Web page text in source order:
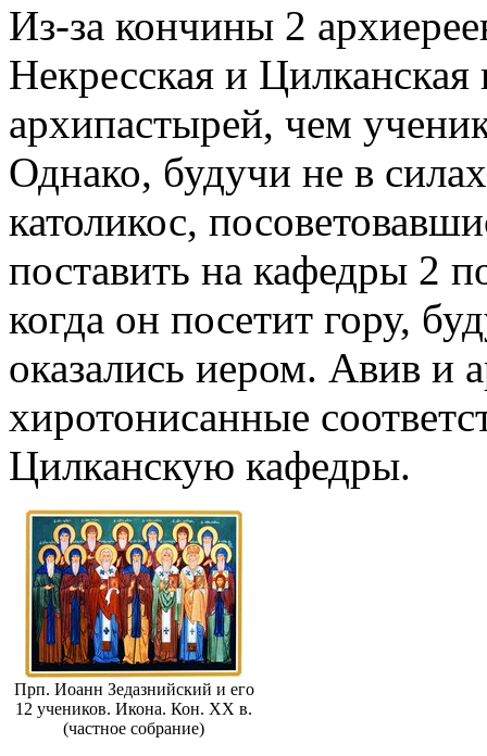
Из-за кончины 2
Некресская и
архипастырей, чем
Однако, будучи не в
католикос,
поставить на кафедры 2
когда он посетит гору,
оказались иером. Авив и
хиротонисанные
Цилканскую кафедры.
Прп. Иоанн Зедазнийский и его
12 учеников. Икона. Кон. XX в.
(частное собрание)